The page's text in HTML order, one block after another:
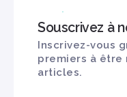
Souscrivez à
Inscrivez-vous
premiers à être
articles.